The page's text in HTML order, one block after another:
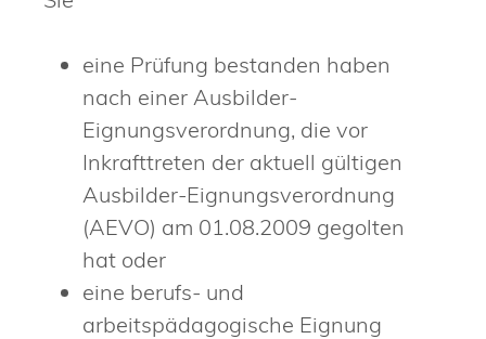
eine Prüfung bestanden haben
nach einer Ausbilder-
Eignungsverordnung, die vor
Inkrafttreten der aktuell gültigen
Ausbilder-Eignungsverordnung
(AEVO) am 01.08.2009 gegolten
hat oder
eine berufs- und
arbeitspädagogische Eignung